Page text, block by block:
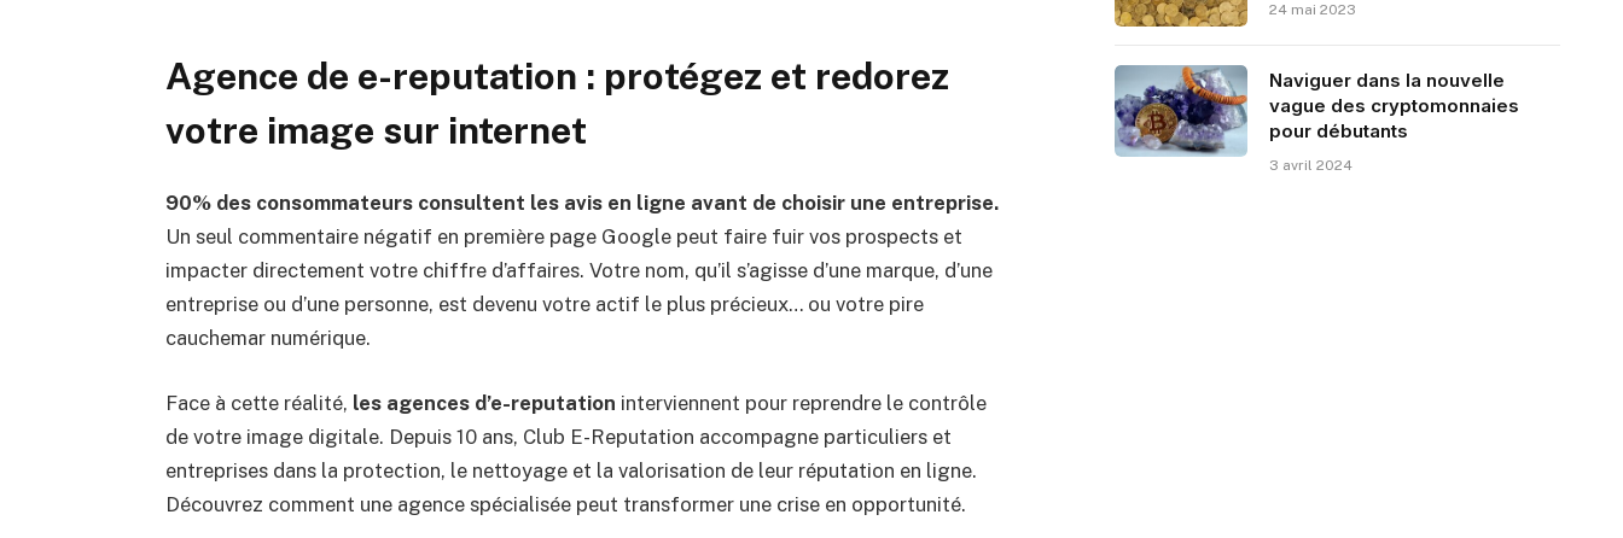
Agence de e-reputation : protégez et redorez
votre image sur internet
90% des consommateurs consultent les avis en ligne avant de choisir une entreprise.
Un seul commentaire négatif en première page Google peut faire fuir vos prospects et
impacter directement votre chiffre d’affaires. Votre nom, qu’il s’agisse d’une marque, d’une
entreprise ou d’une personne, est devenu votre actif le plus précieux… ou votre pire
cauchemar numérique.
Face à cette réalité, les agences d’e-reputation interviennent pour reprendre le contrôle
de votre image digitale. Depuis 10 ans, Club E-Reputation accompagne particuliers et
entreprises dans la protection, le nettoyage et la valorisation de leur réputation en ligne.
Découvrez comment une agence spécialisée peut transformer une crise en opportunité.
24 mai 2023
Naviguer dans la nouvelle
vague des cryptomonnaies
pour débutants
3 avril 2024